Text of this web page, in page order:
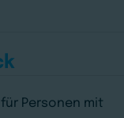
Personen mit